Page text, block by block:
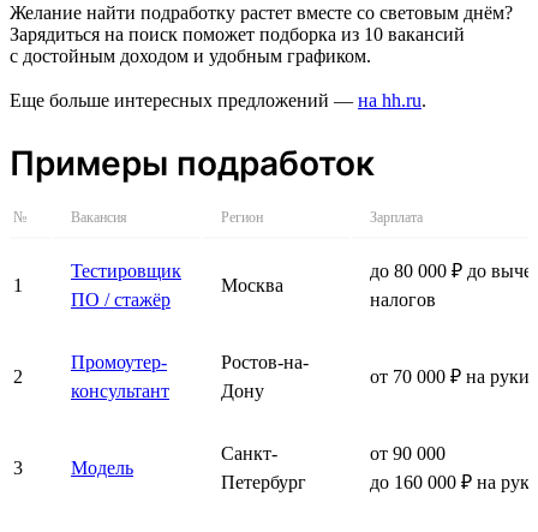
Желание найти подработку растет вместе со световым днём?
Зарядиться на поиск поможет подборка из 10 вакансий
с достойным доходом и удобным графиком.
Еще больше интересных предложений — на hh.ru.
Примеры подработок
№ Вакансия Регион Зарплата
1
Тестировщик
ПО / стажёр
Москва
до 80 000 ₽ до
налогов
2
Промоутер-
консультант
Ростов-на-
Дону
от 70 000 ₽ на руки
3 Модель
Санкт-
Петербург
от 90 000
до 160 000 ₽ на